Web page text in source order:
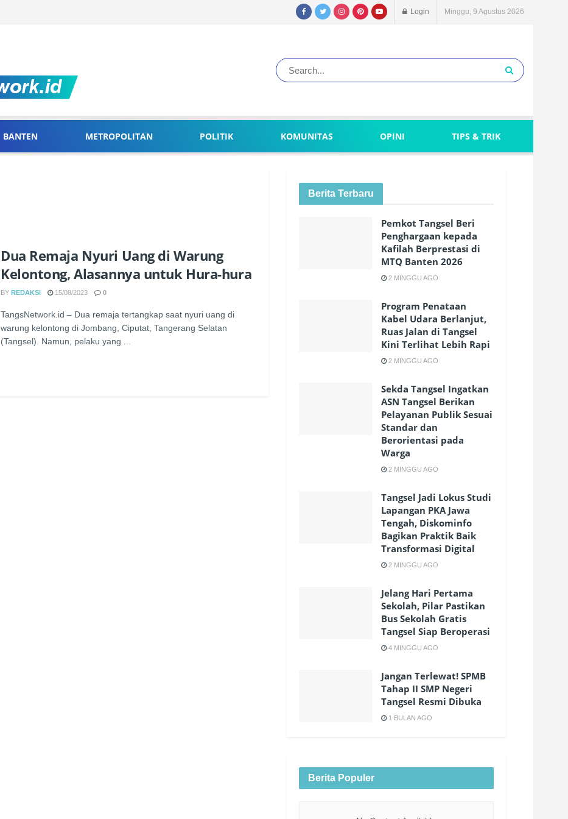
Login Minggu, 9 Agustus 2026
BANTEN METROPOLITAN POLITIK KOMUNITAS OPINI TIPS & TRIK
Dua Remaja Nyuri Uang di Warung
Kelontong, Alasannya untuk Hura-hura
BY REDAKSI 15/08/2023 0
TangsNetwork.id – Dua remaja tertangkap saat nyuri uang di
warung kelontong di Jombang, Ciputat, Tangerang Selatan
(Tangsel). Namun, pelaku yang ...
Berita Terbaru
Pemkot Tangsel Beri
Penghargaan kepada
Kafilah Berprestasi di
MTQ Banten 2026
2 MINGGU AGO
Program Penataan
Kabel Udara Berlanjut,
Ruas Jalan di Tangsel
Kini Terlihat Lebih Rapi
2 MINGGU AGO
Sekda Tangsel Ingatkan
ASN Tangsel Berikan
Pelayanan Publik Sesuai
Standar dan
Berorientasi pada
Warga
2 MINGGU AGO
Tangsel Jadi Lokus Studi
Lapangan PKA Jawa
Tengah, Diskominfo
Bagikan Praktik Baik
Transformasi Digital
2 MINGGU AGO
Jelang Hari Pertama
Sekolah, Pilar Pastikan
Bus Sekolah Gratis
Tangsel Siap Beroperasi
4 MINGGU AGO
Jangan Terlewat! SPMB
Tahap II SMP Negeri
Tangsel Resmi Dibuka
1 BULAN AGO
Berita Populer